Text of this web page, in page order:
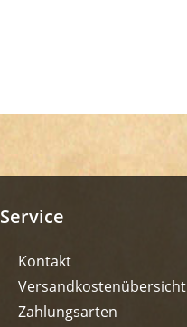
Service
Kontakt
Versandkostenübersicht
Zahlungsarten